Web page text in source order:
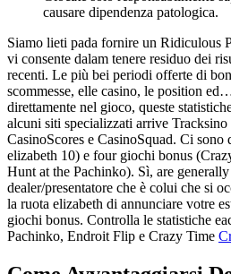
causare dipendenza patologica.
Siamo lieti pada fornire un Ridiculous
vi consente dalam tenere residuo dei
recenti. Le più bei periodi offerte di
scommesse, elle casino, le position
direttamente nel gioco, queste
alcuni siti specializzati arrive
CasinoScores e CasinoSquad. Ci
elizabeth 10) e four giochi bonus
Hunt at the Pachinko). Sì, are
dealer/presentatore che è colui che si
la ruota elizabeth di annunciare votre
giochi bonus. Controlla le statistiche
Pachinko, Endroit Flip e Crazy Time